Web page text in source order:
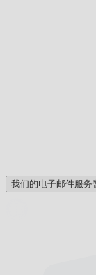
我们的电子邮件服务